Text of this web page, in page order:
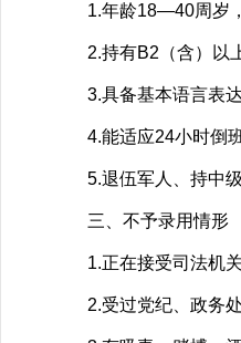
1.年龄18—40周岁
2.持有B2（含）以
3.具备基本语言表
4.能适应24小时倒
5.退伍军人、持中
三、不予录用情形
1.正在接受司法机
2.受过党纪、政务